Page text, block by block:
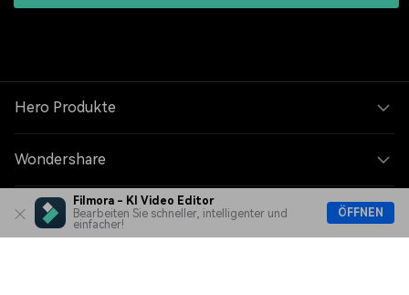
Filmora - KI Video Editor
Bearbeiten Sie schneller, intelligenter und
einfacher!
ÖFFNEN
Hero Produkte
Wondershare
KI entdecken